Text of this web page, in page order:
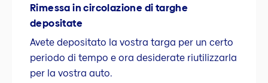
Rimessa in circolazione di targhe
depositate
Avete depositato la vostra targa per un certo
periodo di tempo e ora desiderate riutilizzarla
per la vostra auto.